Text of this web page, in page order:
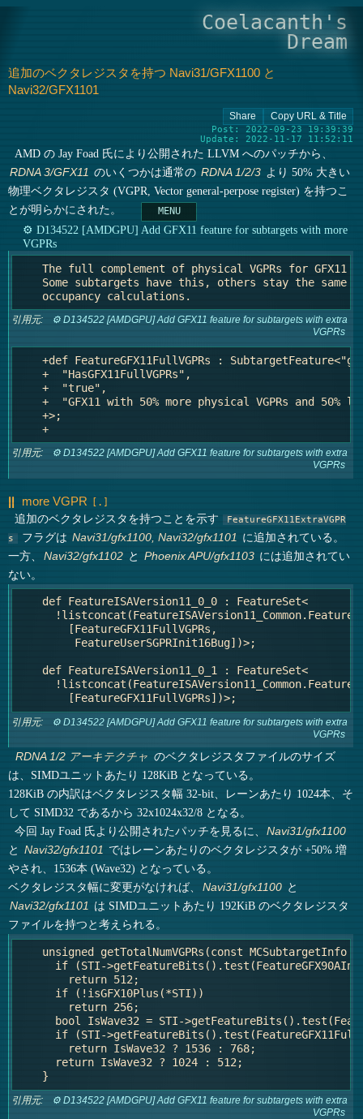
Coelacanth's
Dream
追加のベクタレジスタを持つ Navi31/GFX1100 と
Navi32/GFX1101
Post: 2022-09-23 19:39:39
Update: 2022-11-17 11:52:11
AMD の Jay Foad 氏により公開された LLVM へのパッチから、
RDNA 3/GFX11 のいくつかは通常の RDNA 1/2/3 より 50% 大きい
物理ベクタレジスタ (VGPR, Vector general-perpose register) を持つこ
とが明らかにされた。
⚙ D134522 [AMDGPU] Add GFX11 feature for subtargets with more
VGPRs
The full complement of physical VGPRs for GFX11
Some subtargets have this, others stay the same
引用元:
⚙ D134522 [AMDGPU] Add GFX11 feature for subtargets with extra
VGPRs
+def FeatureGFX11FullVGPRs :
    +  "HasGFX11FullVGPRs",
    +  "true",
+  "GFX11 with 50% more physical VGPRs and 50%
    +>;
    +
引用元:
⚙ D134522 [AMDGPU] Add GFX11 feature for subtargets with extra
VGPRs
more VGPR
追加のベクタレジスタを持つことを示す
FeatureGFX11ExtraVGPR
s
フラグは Navi31/gfx1100, Navi32/gfx1101 に追加されている。
一方、
Navi32/gfx1102 と Phoenix APU/gfx1103 には追加されてい
ない。
    def FeatureISAVersion11_0_0 : FeatureSet<
        [FeatureGFX11FullVGPRs,
         FeatureUserSGPRInit16Bug])>;
    def FeatureISAVersion11_0_1 : FeatureSet<
引用元:
⚙ D134522 [AMDGPU] Add GFX11 feature for subtargets with extra
VGPRs
RDNA 1/2 アーキテクチャ のベクタレジスタファイルのサイズ
は、SIMDユニットあたり 128KiB となっている。
128KiB の内訳はベクタレジスタ幅 32-bit、レーンあたり 1024本、そ
して SIMD32 であるから 32x1024x32/8 となる。
今回 Jay Foad 氏より公開されたパッチを見るに、
Navi31/gfx1100
と Navi32/gfx1101 ではレーンあたりのベクタレジスタが +50% 増
やされ、1536本 (Wave32) となっている。
ベクタレジスタ幅に変更がなければ、
Navi31/gfx1100 と
Navi32/gfx1101 は SIMDユニットあたり 192KiB のベクタレジスタ
ファイルを持つと考えられる。
unsigned getTotalNumVGPRs(const MCSubtargetInfo
if (STI-
        return 512;
      if (!isGFX10Plus(*STI))
        return 256;
bool IsWave32 = STI-
if (STI-
        return IsWave32 ? 1536 : 768;
      return IsWave32 ? 1024 : 512;
引用元:
⚙ D134522 [AMDGPU] Add GFX11 feature for subtargets with extra
VGPRs